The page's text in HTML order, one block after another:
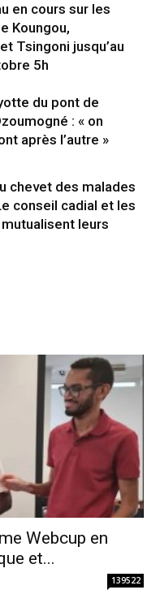
en cours sur les
Koungou,
Tsingoni jusqu’au
5h
du pont de
: « on
après l’autre »
chevet des malades
conseil cadial et les
leurs
Webcup en
et...
139522